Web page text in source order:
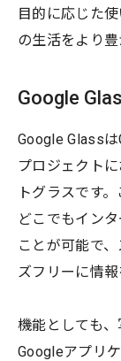
目的に応じた
の生活をより豊
Google
Google Glass
プロジェクト
トグラスです
どこでもイン
ことが可能で
ズフリーに情報
機能としても
Googleアプリ